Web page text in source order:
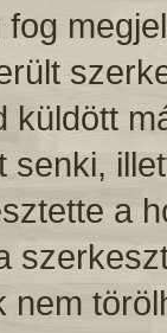
küldött
senki,
a
nem